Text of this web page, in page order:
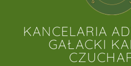
KANCELARIA
GAŁACKI